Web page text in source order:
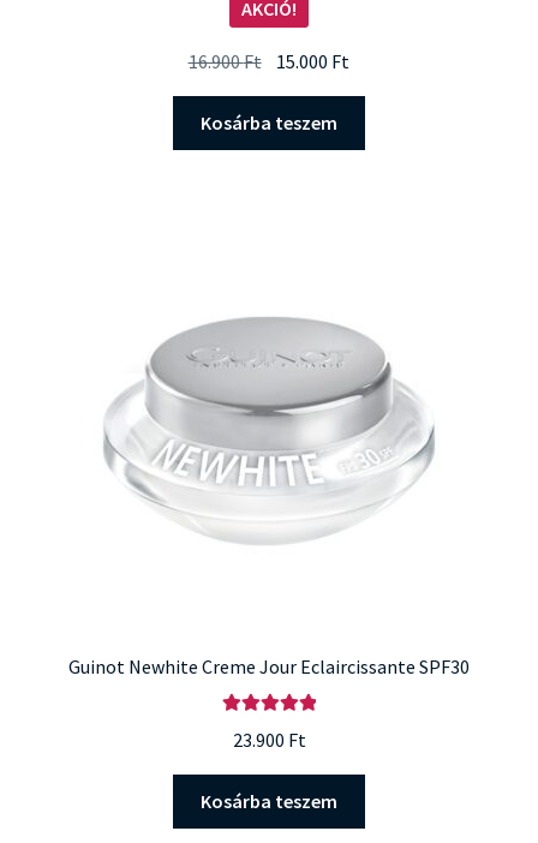
AKCIÓ!
16.900Ft Original
price
was:
16.900 Ft.
15.000 Ft
price
15.000 Ft.
Kosárba teszem
Guinot Newhite Creme Jour Eclaircissante SPF30
23.900 Ft
Kosárba teszem